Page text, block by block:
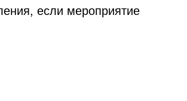
если мероприятие